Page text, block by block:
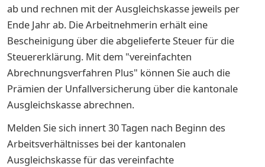
ab und rechnen mit der Ausgleichskasse jeweils per
Ende Jahr ab. Die Arbeitnehmerin erhält eine
Bescheinigung über die abgelieferte Steuer für die
Steuererklärung. Mit dem "vereinfachten
Abrechnungsverfahren Plus" können Sie auch die
Prämien der Unfallversicherung über die kantonale
Ausgleichskasse abrechnen.
Melden Sie sich innert 30 Tagen nach Beginn des
Arbeitsverhältnisses bei der kantonalen
Ausgleichskasse für das vereinfachte